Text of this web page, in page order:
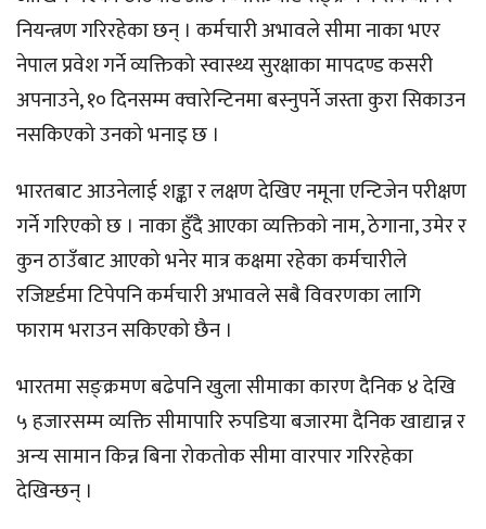
नियन्त्रण गरिरहेका छन् । कर्मचारी अभावले सीमा नाका भएर
नेपाल प्रवेश गर्ने व्यक्तिको स्वास्थ्य सुरक्षाका मापदण्ड कसरी
अपनाउने, १० दिनसम्म क्‍वारेन्टिनमा बस्नुपर्ने जस्ता कुरा सिकाउन
नसकिएको उनको भनाइ छ ।
भारतबाट आउनेलाई शङ्का र लक्षण देखिए नमूना एन्टिजेन परीक्षण
गर्ने गरिएको छ । नाका हुँदै आएका व्यक्तिको नाम, ठेगाना, उमेर र
कुन ठाउँबाट आएको भनेर मात्र कक्षमा रहेका कर्मचारीले
रजिष्टर्डमा टिपेपनि कर्मचारी अभावले सबै विवरणका लागि
फाराम भराउन सकिएको छैन ।
भारतमा सङ्क्रमण बढेपनि खुला सीमाका कारण दैनिक ४ देखि
५ हजारसम्म व्यक्ति सीमापारि रुपडिया बजारमा दैनिक खाद्यान्न र
अन्य सामान किन्न बिना रोकतोक सीमा वारपार गरिरहेका
देखिन्छन् ।